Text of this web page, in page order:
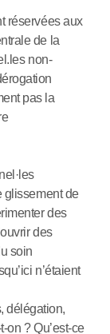
réservées aux
de la
non-
pas la
· les
glissement de
des
des
soin
n’étaient
délégation,
on ? Qu’est-ce